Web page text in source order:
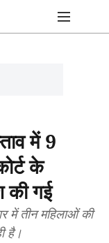
में 9
के
की गई
में तीन महिलाओं की
है।